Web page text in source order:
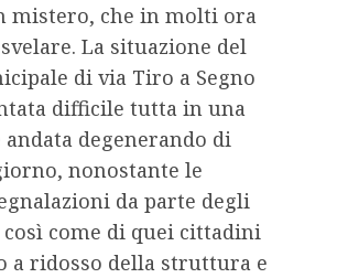
mistero, che in molti ora
La situazione del
di via Tiro a Segno
difficile tutta in una
degenerando di
nonostante le
da parte degli
come di quei cittadini
a ridosso della struttura e